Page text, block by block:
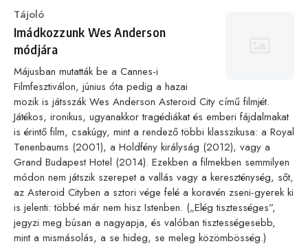
Category
Tájoló
Imádkozzunk Wes Anderson
módjára
Májusban mutatták be a Cannes-i
Filmfesztiválon, június óta pedig a hazai
mozik is játsszák Wes Anderson Asteroid City című filmjét.
Játékos, ironikus, ugyanakkor tragédiákat és emberi fájdalmakat
is érintő film, csakúgy, mint a rendező többi klasszikusa: a Royal
Tenenbaums (2001), a Holdfény királyság (2012), vagy a
Grand Budapest Hotel (2014). Ezekben a filmekben semmilyen
módon nem játszik szerepet a vallás vagy a kereszténység, sőt,
az Asteroid Cityben a sztori vége felé a koravén zseni-gyerek ki
is jelenti: többé már nem hisz Istenben. („Elég tisztességes”,
jegyzi meg búsan a nagyapja, és valóban tisztességesebb,
mint a mismásolás, a se hideg, se meleg közömbösség.)